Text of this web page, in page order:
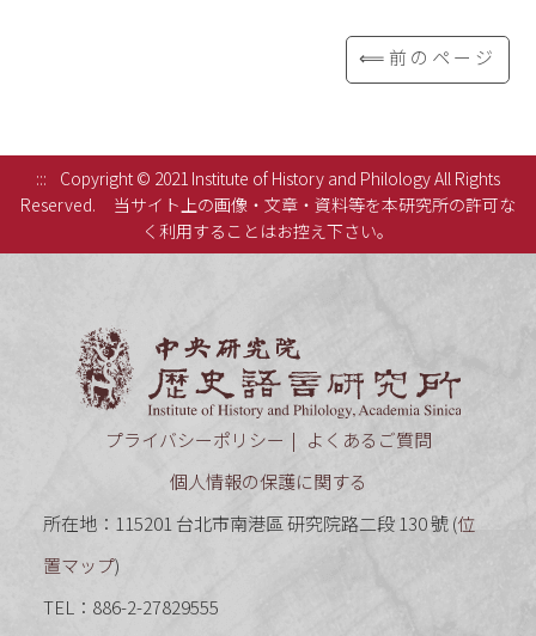
⟸前のページ
:::
Copyright © 2021 Institute of History and Philology All Rights
Reserved.
当サイト上の画像・文章・資料等を本研究所の許可な
く利用することはお控え下さい。
プライバシーポリシー
よくあるご質問
個人情報の保護に関する
所在地：115201 台北市南港區 研究院路二段 130 號 (位
置マップ)
TEL：886-2-27829555